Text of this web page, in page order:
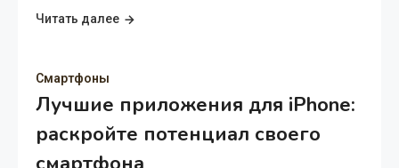
Читать далее
Смартфоны
Лучшие приложения для iPhone:
раскройте потенциал своего